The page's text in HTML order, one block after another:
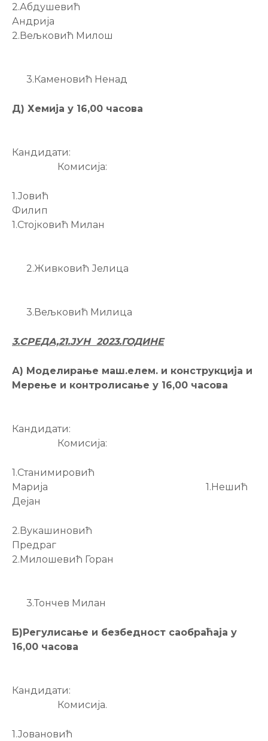
2.Абдушевић
Андрија
2.Вељковић Милош
3.Каменовић Ненад
Д) Хемија у 16,00 часова
Кандидати:
Комисија:
1.Јовић
Филип
1.Стојковић Милан
2.Живковић Јелица
3.Вељковић Милица
3.СРЕДА,21.ЈУН2023.ГОДИНЕ
А) Моделирање маш.елем. и конструкција и
Мерење и контролисање у 16,00 часова
Кандидати:
Комисија:
1.Станимировић
Марија 1.Нешић
Дејан
2.Вукашиновић
Предраг
2.Милошевић Горан
3.Тончев Милан
Б)Регулисање и безбедност саобраћаја у
16,00 часова
Кандидати:
Комисија.
1.Јовановић